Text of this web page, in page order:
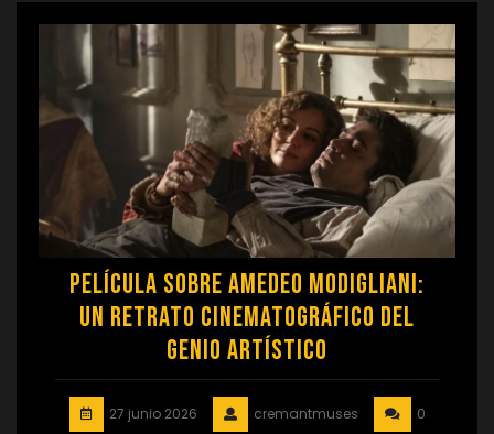
Película sobre Amedeo Modigliani:
Un Retrato Cinematográfico del
Genio Artístico
27 junio 2026 cremantmuses
0